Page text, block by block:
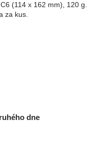
(114 x 162 mm), 120 g.
za kus.
dne